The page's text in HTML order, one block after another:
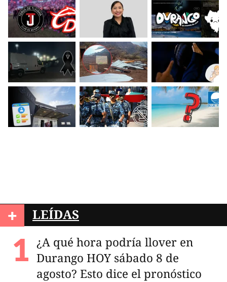
+ LEÍDAS
¿A qué hora podría llover en
Durango HOY sábado 8 de
agosto? Esto dice el pronóstico